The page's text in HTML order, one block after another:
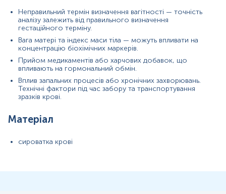
спеціаліст – медична сестра, лікар тощо.
Неправильний термін визначення вагітності — точність
аналізу залежить від правильного визначення
гестаційного терміну.
Вага матері та індекс маси тіла — можуть впливати на
концентрацію біохімічних маркерів.
Прийом медикаментів або харчових добавок, що
впливають на гормональний обмін.
Вплив запальних процесів або хронічних захворювань.
Технічні фактори під час забору та транспортування
зразків крові.
Матеріал
сироватка крові